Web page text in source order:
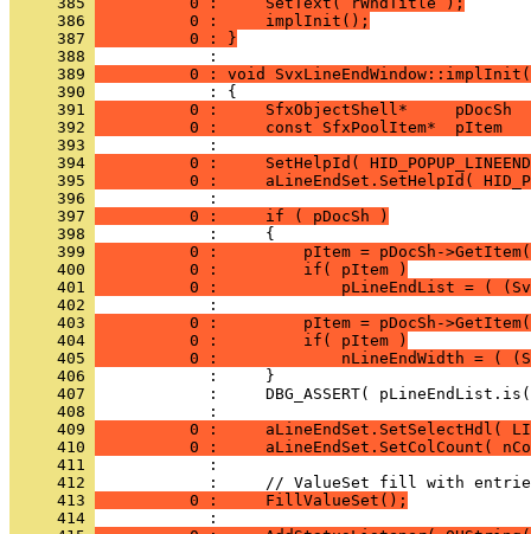
     386
          0 :     implInit();
     387
          0 : }
     388
     389
0 : void
     390
     391
0 :     SfxObjectShell*     pDocSh
     392
0 :     const SfxPoolItem*  pItem
     393
     394
0 :     SetHelpId(
     395
0 :     aLineEndSet.SetHelpId(
     396
     397
          0 :     if ( pDocSh )
     398
     399
0 :         pItem = pDocSh-
     400
          0 :         if( pItem )
     401
0 :             pLineEndList = (
     402
     403
0 :         pItem = pDocSh-
     404
          0 :         if( pItem )
     405
0 :             nLineEndWidth = (
     406
     407
     408
     409
0 :     aLineEndSet.SetSelectHdl(
     410
0 :     aLineEndSet.SetColCount(
     411
     412
     413
          0 :     FillValueSet();
     414